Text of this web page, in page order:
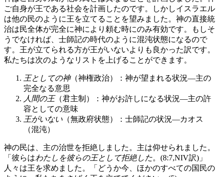
ご自身が王である社会を計画したのです。しかしイスラエル
は他の民のように王を立てることを望みました。神の直接統
治は民全体が完全に神により頼む時にのみ有効です。もしそ
うでなければ、士師記の時代のように混沌状態になるので
す。王が立てられる方が王がいないよりも良かった訳です。
私たちは次のようなリストを上げることができます。
王としての神（神権政治）：神が望まれる状況―主の
完全なる意思
人間の王（君主制）：神がお許しになる状況―主の許
容としての意味
王がいない （無政府状態）：士師記の状況―カオス
（混沌）
神の民は、主の治世を拒絶しました。主は仰せられました。
「彼らはわたしを彼らの王として拒絶した。(8:7,NIV訳)」
人々は王を求めました。「どうか今、ほかのすべての国民の